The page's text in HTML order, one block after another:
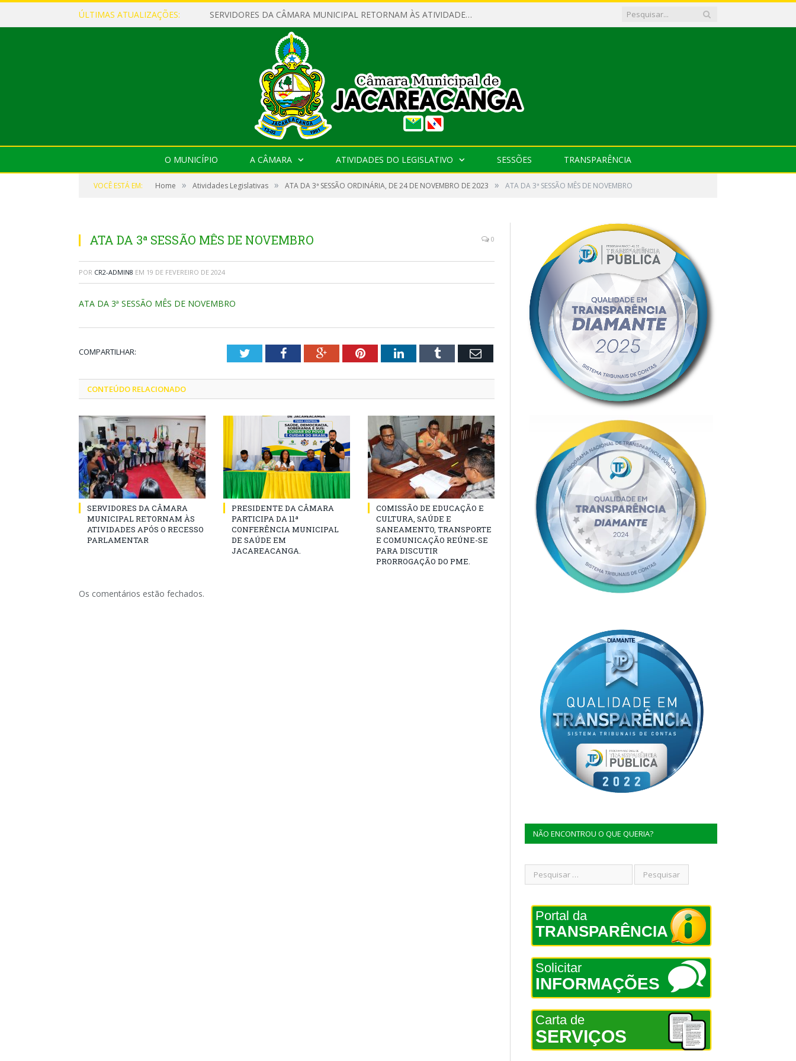
ÚLTIMAS ATUALIZAÇÕES: SERVIDORES DA CÂMARA MUNICIPAL RETORNAM ÀS ATIVIDADES APÓS O RECESSO PARLAMENTAR
O MUNICÍPIO A CÂMARA ATIVIDADES DO LEGISLATIVO SESSÕES TRANSPARÊNCIA
VOCÊ ESTÁ EM: Home » Atividades Legislativas » ATA DA 3ª SESSÃO ORDINÁRIA, DE 24 DE NOVEMBRO DE 2023 » ATA DA 3ª SESSÃO MÊS DE NOVEMBRO
ATA DA 3ª SESSÃO MÊS DE NOVEMBRO 0
POR CR2-ADMIN8 EM 19 DE FEVEREIRO DE 2024
ATA DA 3ª SESSÃO MÊS DE NOVEMBRO
COMPARTILHAR: TwitterFacebookGoogle+PinterestLinkedInTumblr Email
CONTEÚDO RELACIONADO
SERVIDORES DA CÂMARA
MUNICIPAL RETORNAM ÀS
ATIVIDADES APÓS O RECESSO
PARLAMENTAR
PRESIDENTE DA CÂMARA
PARTICIPA DA 11ª
CONFERÊNCIA MUNICIPAL
DE SAÚDE EM
JACAREACANGA.
COMISSÃO DE EDUCAÇÃO E
CULTURA, SAÚDE E
SANEAMENTO, TRANSPORTE
E COMUNICAÇÃO REÚNE-SE
PARA DISCUTIR
PRORROGAÇÃO DO PME.
Os comentários estão fechados.
NÃO ENCONTROU O QUE QUERIA?
Portal da
TRANSPARÊNCIA
Solicitar
INFORMAÇÕES
Carta de
SERVIÇOS